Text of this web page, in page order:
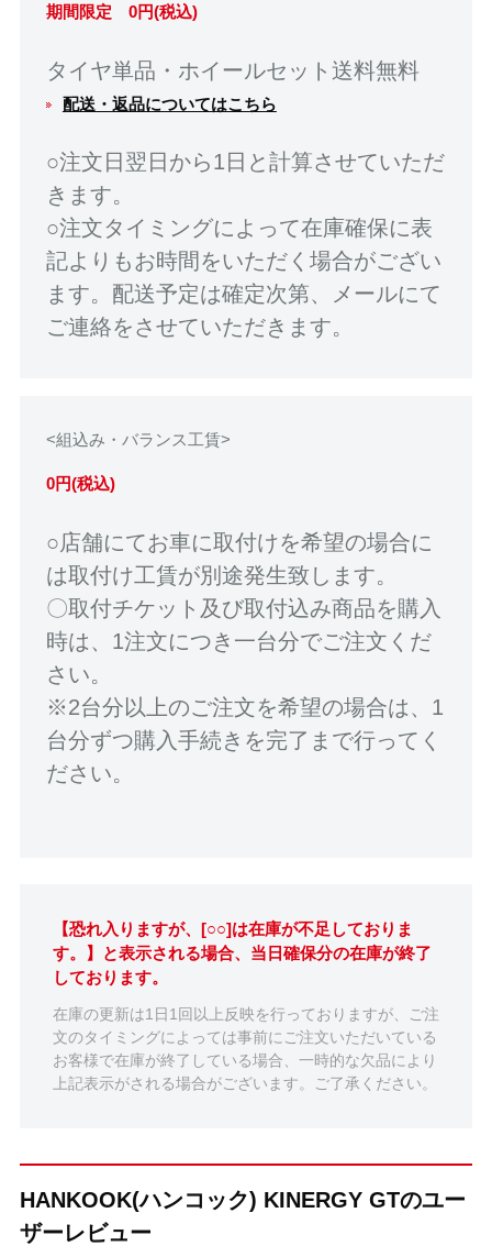
期間限定 0円(税込)
タイヤ単品・ホイールセット送料無料
配送・返品についてはこちら
○注文日翌日から1日と計算させていただ
きます。
○注文タイミングによって在庫確保に表
記よりもお時間をいただく場合がござい
ます。配送予定は確定次第、メールにて
ご連絡をさせていただきます。
<組込み・バランス工賃>
0円(税込)
○店舗にてお車に取付けを希望の場合に
は取付け工賃が別途発生致します。
〇取付チケット及び取付込み商品を購入
時は、1注文につき一台分でご注文くだ
さい。
※2台分以上のご注文を希望の場合は、1
台分ずつ購入手続きを完了まで行ってく
ださい。
【恐れ入りますが、[○○]は在庫が不足しておりま
す。】と表示される場合、当日確保分の在庫が終了
しております。
在庫の更新は1日1回以上反映を行っておりますが、ご注
文のタイミングによっては事前にご注文いただいている
お客様で在庫が終了している場合、一時的な欠品により
上記表示がされる場合がございます。ご了承ください。
HANKOOK(ハンコック) KINERGY GTのユー
ザーレビュー